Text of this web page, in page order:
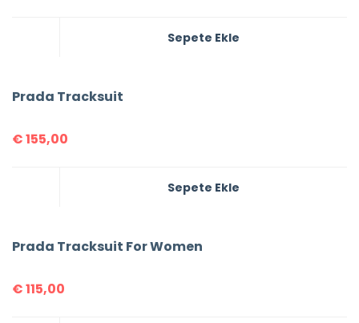
Sepete Ekle
Prada Tracksuit
€155,00
Sepete Ekle
Prada Tracksuit For Women
€115,00